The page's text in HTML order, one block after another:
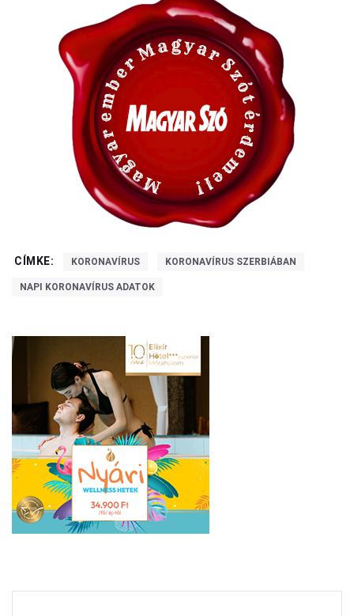
CÍMKE: KORONAVÍRUS KORONAVÍRUS SZERBIÁBAN
NAPI KORONAVÍRUS ADATOK